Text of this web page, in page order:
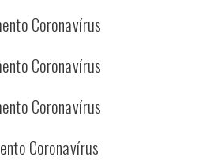
Coronavírus
Coronavírus
Coronavírus
Coronavírus